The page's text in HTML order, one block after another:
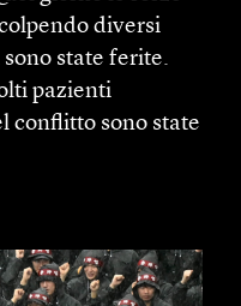
diversi
state ferite.
pazienti
conflitto sono state